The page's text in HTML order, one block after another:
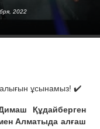
2022
ұсынамыз! ✔️
Құдайберген
Алматыда алғаш